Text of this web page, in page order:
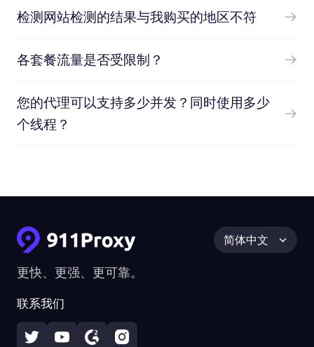
检测网站检测的结果与我购买的地区不符
各套餐流量是否受限制？
您的代理可以支持多少并发？同时使用多少
个线程？
更快、更强、更可靠。
联系我们
简体中文